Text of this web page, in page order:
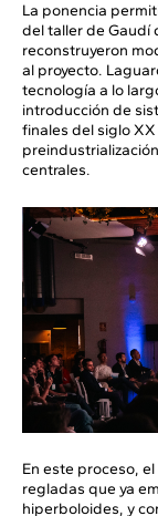
La ponencia
del taller de Gaudí
reconstruyeron
al proyecto.
tecnología a lo
introducción de
finales del siglo
centrales.
En este proceso,
regladas que ya
hiperboloides, y